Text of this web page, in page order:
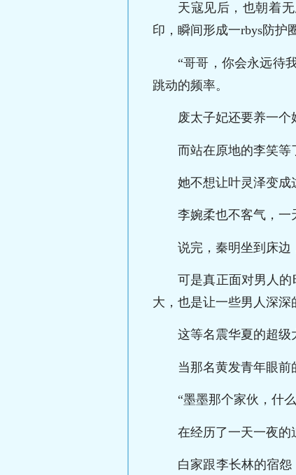
天寇见后，也朝着
印，瞬间形成一rbys防护
“哥哥，你会永远待
跳动的频率。
废太子妃还要养一个
而站在原地的李笑等
她不想让叶灵泽变成
李婉柔也不客气，一
说完，秦明坐到床边
可是真正面对男人
大，也是让一些男人深深
这等名震华夏的超级
当那名黄发青年眼前
“墨墨那个家伙，什
在经历了一天一夜的
白家跟李长林的宿